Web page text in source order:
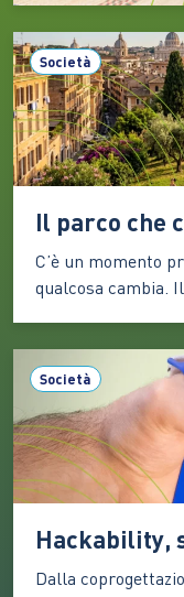
Società
C’è un momento
qualcosa cambia.
sensazione
corpo umano,
diverso rispetto a
Società
Dalla